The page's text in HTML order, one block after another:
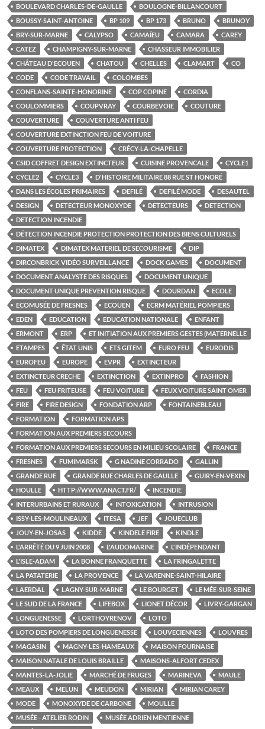
BOULEVARD CHARLES-DE-GAULLE
BOULOGNE-BILLANCOURT
BOUSSY-SAINT-ANTOINE
BP 109 BP 173 BRUNO
BRUNOY
BRY-SUR-MARNE
CALYPSO CAMAÏEU CAMARA
CAREY
CATEZ
CHAMPIGNY-SUR-MARNE
CHASSEUR IMMOBILIER
CHÂTEAU D'ECOUEN
CHATOU CHELLES CLAMART
CO
CODE
CODE TRAVAIL
COLOMBES
CONFLANS-SAINTE-HONORINE
COP COPINE
CORDIA
COULOMMIERS
COUPVRAY COURBEVOIE
COUTURE
COUVERTURE
COUVERTURE ANTI FEU
COUVERTURE EXTINCTION FEU DE VOITURE
COUVERTURE PROTECTION
CRÉCY-LA-CHAPELLE
CSID COFFRET DESIGN EXTINCTEUR
CUISINE PROVENCALE
CYCLE1
CYCLE2
CYCLE3
D'HISTOIRE MILITAIRE 88 RUE ST HONORÉ
DANS LES ÉCOLES PRIMAIRES
DEFILÉ DEFILÉ MODE
DESAUTEL
DESIGN
DETECTEUR MONOXYDE DETECTEURS
DETECTION
DETECTION INCENDIE
DÉTECTION INCENDIE PROTECTION PROTECTION DES BIENS CULTURELS
DIMATEX
DIMATEX MATERIEL DE SECOURISME
DIP
DIRCONBRICK VIDÉO SURVEILLANCE
DOCK GAMES
DOCUMENT
DOCUMENT ANALYSTE DES RISQUES
DOCUMENT UNIQUE
DOCUMENT UNIQUE PREVENTION RISQUE
DOURDAN
ECOLE
ECOMUSÉE DE FRESNES
ECOUEN
ECRM MATÉRIEL POMPIERS
EDEN
EDUCATION EDUCATION NATIONALE
ENFANT
ERMONT
ERP
ET INITIATION AUX PREMIERS GESTES (MATERNELLE
ETAMPES
ÊTAT UNIS ETS GITEM EURO FEU
EURODIS
EUROFEU
EUROPE EVPR
EXTINCTEUR
EXTINCTEUR CRECHE
EXTINCTION EXTINPRO
FASHION
FEU
FEU FRITEUSE FEU VOITURE
FEUX VOITURE SAINT OMER
FIRE
FIRE DESIGN FONDATION ARP
FONTAINEBLEAU
FORMATION
FORMATION APS
FORMATION AUX PREMIERS SECOURS
FORMATION AUX PREMIERS SECOURS EN MILIEU SCOLAIRE
FRANCE
FRESNES
FUMIMARSK G NADINE CORRADO
GALLIN
GRANDE RUE
GRANDE RUE CHARLES DE GAULLE
GUIRY-EN-VEXIN
HOULLE
HTTP://WWW.ANACT.FR/
INCENDIE
INTERURBAINS ET RURAUX
INTOXICATION
INTRUSION
ISSY-LES-MOULINEAUX
ITESA JEF
JOUECLUB
JOUY-EN-JOSAS
KIDDE KINDELE FIRE
KINDLE
L'ARRÊTÉ DU 9 JUIN 2008
L'AUDOMARINE
L'INDÉPENDANT
L'ISLE-ADAM
LA BONNE FRANQUETTE
LA FRINGALETTE
LA PATATERIE
LA PROVENCE
LA VARENNE-SAINT-HILAIRE
LAERDAL
LAGNY-SUR-MARNE LE BOURGET
LE MÉE-SUR-SEINE
LE SUD DE LA FRANCE
LIFEBOX LIONET DÉCOR
LIVRY-GARGAN
LONGUENESSE
LORTHOYRENOV
LOTO
LOTO DES POMPIERS DE LONGUENESSE
LOUVECIENNES
LOUVRES
MAGASIN
MAGNY-LES-HAMEAUX
MAISON FOURNAISE
MAISON NATALE DE LOUIS BRAILLE
MAISONS-ALFORT CEDEX
MANTES-LA-JOLIE
MARCHÉ DE FRUGES MARINEVA
MAULE
MEAUX
MELUN MEUDON MIRIAN
MIRIAN CAREY
MODE
MONOXYDE DE CARBONE
MOULLE
MUSÉE - ATELIER RODIN
MUSÉE ADRIEN MENTIENNE